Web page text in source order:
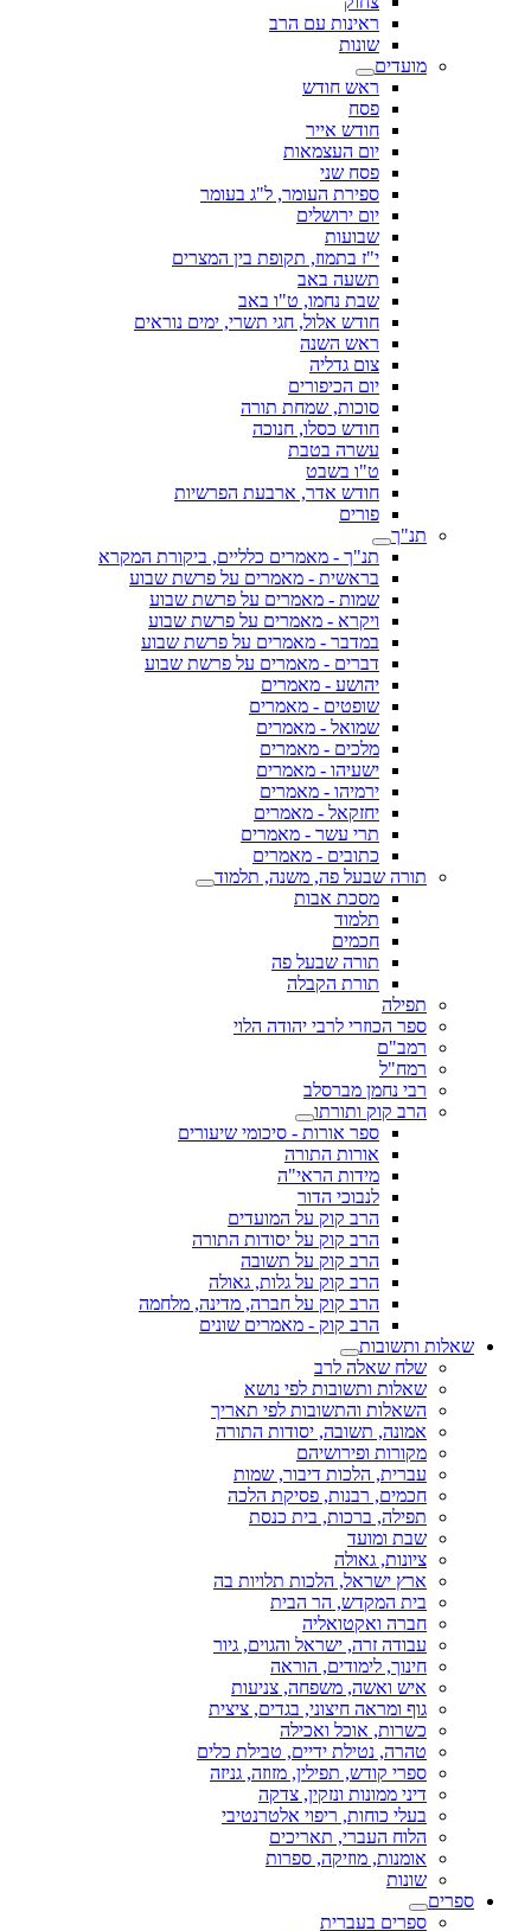
ראינות עם הרב
שונות
מועדים
ראש חודש
פסח
חודש אייר
יום העצמאות
פסח שני
ספירת העומר, ל"ג בעומר
יום ירושלים
שבועות
י"ז בתמוז, תקופת בין המצרים
תשעה באב
שבת נחמו, ט"ו באב
חודש אלול, חגי תשרי, ימים נוראים
ראש השנה
צום גדליה
יום הכיפורים
סוכות, שמחת תורה
חודש כסלו, חנוכה
עשרה בטבת
ט"ו בשבט
חודש אדר, ארבעת הפרשיות
פורים
תנ"ך
תנ"ך - מאמרים כלליים, ביקורת המקרא
בראשית - מאמרים על פרשת שבוע
שמות - מאמרים על פרשת שבוע
ויקרא - מאמרים על פרשת שבוע
במדבר - מאמרים על פרשת שבוע
דברים - מאמרים על פרשת שבוע
יהושע - מאמרים
שופטים - מאמרים
שמואל - מאמרים
מלכים - מאמרים
ישעיהו - מאמרים
ירמיהו - מאמרים
יחזקאל - מאמרים
תרי עשר - מאמרים
כתובים - מאמרים
תורה שבעל פה, משנה, תלמוד
מסכת אבות
תלמוד
חכמים
תורה שבעל פה
תורת הקבלה
תפילה
ספר הכוזרי לרבי יהודה הלוי
רמב"ם
רמח"ל
רבי נחמן מברסלב
הרב קוק ותורתו
ספר אורות - סיכומי שיעורים
אורות התורה
מידות הראי"ה
לנבוכי הדור
הרב קוק על המועדים
הרב קוק על יסודות התורה
הרב קוק על תשובה
הרב קוק על גלות, גאולה
הרב קוק על חברה, מדינה, מלחמה
הרב קוק - מאמרים שונים
שאלות ותשובות
שלח שאלה לרב
שאלות ותשובות לפי נושא
השאלות והתשובות לפי תאריך
אמונה, תשובה, יסודות התורה
מקורות ופירושיהם
עברית, הלכות דיבור, שמות
חכמים, רבנות, פסיקת הלכה
תפילה, ברכות, בית כנסת
שבת ומועד
ציונות, גאולה
ארץ ישראל, הלכות תלויות בה
בית המקדש, הר הבית
חברה ואקטואליה
עבודה זרה, ישראל והגוים, גיור
חינוך, לימודים, הוראה
איש ואשה, משפחה, צניעות
גוף ומראה חיצוני, בגדים, ציצית
כשרות, אוכל ואכילה
טהרה, נטילת ידיים, טבילת כלים
ספרי קודש, תפילין, מזוזה, גניזה
דיני ממונות ונזקין, צדקה
בעלי כוחות, ריפוי אלטרנטיבי
הלוח העברי, תאריכים
אומנות, מוזיקה, ספרות
שונות
ספרים
ספרים בעברית